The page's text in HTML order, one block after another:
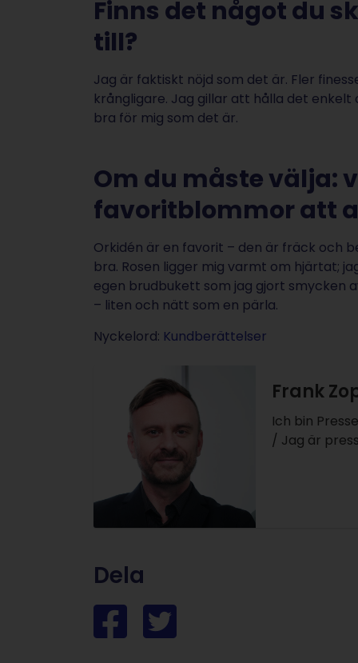
Finns det något du
till?
Jag är faktiskt nöjd som det är. Fler
krångligare. Jag gillar att hålla det
bra för mig som det är.
Om du måste välja:
favoritblommor att
Orkidén är en favorit – den är fräck och
bra. Rosen ligger mig varmt om hjärtat;
egen brudbukett som jag gjort smycken
– liten och nätt som en pärla.
Nyckelord: Kundberättelser
Frank
Ich bin
/ Jag är
Dela